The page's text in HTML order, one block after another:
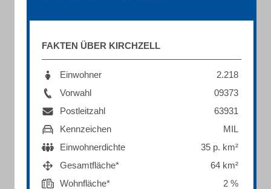
FAKTEN ÜBER KIRCHZELL
Einwohner
2.218
Vorwahl
09373
Postleitzahl
63931
Kennzeichen
MIL
Einwohnerdichte
35 p. km²
Gesamtfläche*
64 km²
Wohnfläche*
2 %